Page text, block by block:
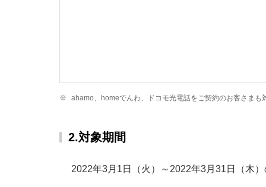
※ ahamo、homeでんわ、ドコモ光電話をご契約のお客さまも
2.対象期間
2022年3月1日（火）～2022年3月31日（木